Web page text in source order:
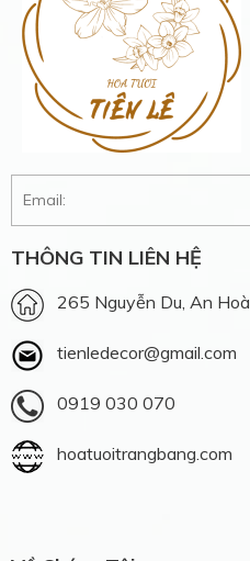
THÔNG TIN LIÊN HỆ
265 Nguyễn Du, An
tienledecor@gmail.com
0919 030 070
hoatuoitrangbang.com